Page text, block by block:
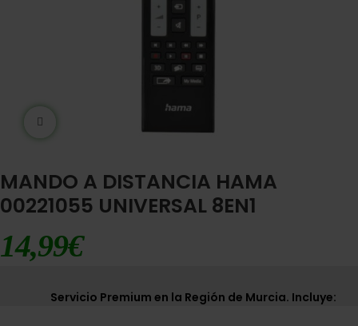
MANDO A DISTANCIA HAMA
00221055 UNIVERSAL 8EN1
14,99€
Servicio Premium en la Región de Murcia. Incluye: